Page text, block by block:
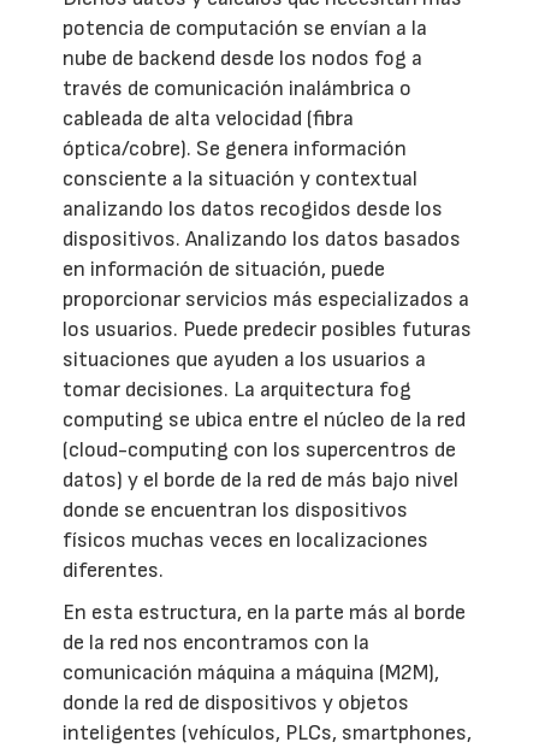
potencia de computación se envían a la
nube de backend desde los nodos fog a
través de comunicación inalámbrica o
cableada de alta velocidad (fibra
óptica/cobre). Se genera información
consciente a la situación y contextual
analizando los datos recogidos desde los
dispositivos. Analizando los datos basados
en información de situación, puede
proporcionar servicios más especializados a
los usuarios. Puede predecir posibles futuras
situaciones que ayuden a los usuarios a
tomar decisiones. La arquitectura fog
computing se ubica entre el núcleo de la red
(cloud-computing con los supercentros de
datos) y el borde de la red de más bajo nivel
donde se encuentran los dispositivos
físicos muchas veces en localizaciones
diferentes.
En esta estructura, en la parte más al borde
de la red nos encontramos con la
comunicación máquina a máquina (M2M),
donde la red de dispositivos y objetos
inteligentes (vehículos, PLCs, smartphones,